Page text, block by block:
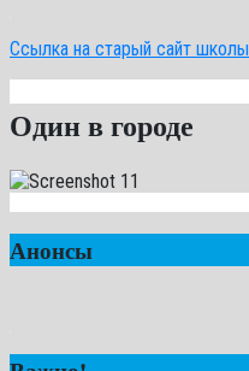
Ссылка на старый сайт школы
Один в городе
Анонсы